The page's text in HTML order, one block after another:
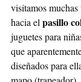
visitamos
hacia el pasillo
juguetes para
que
diseñados para